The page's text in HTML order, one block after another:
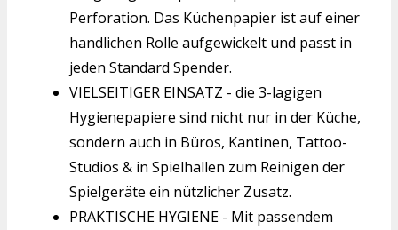
Perforation. Das Küchenpapier ist auf einer
handlichen Rolle aufgewickelt und passt in
jeden Standard Spender.
VIELSEITIGER EINSATZ - die 3-lagigen
Hygienepapiere sind nicht nur in der Küche,
sondern auch in Büros, Kantinen, Tattoo-
Studios & in Spielhallen zum Reinigen der
Spielgeräte ein nützlicher Zusatz.
PRAKTISCHE HYGIENE - Mit passendem